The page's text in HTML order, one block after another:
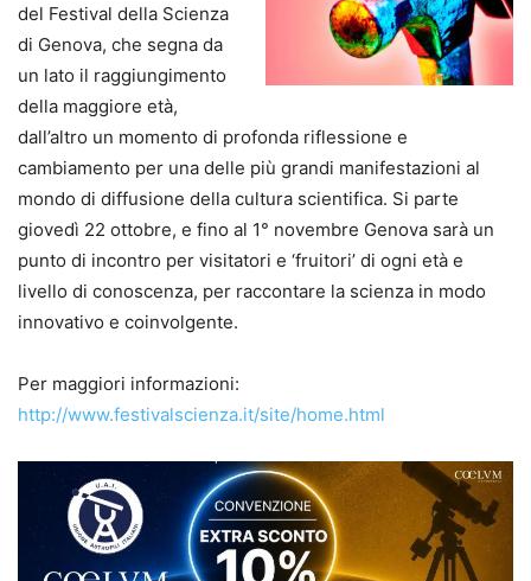
del Festival della Scienza
di Genova, che segna da
un lato il raggiungimento
della maggiore età,
dall’altro un momento di profonda riflessione e
cambiamento per una delle più grandi manifestazioni al
mondo di diffusione della cultura scientifica. Si parte
giovedì 22 ottobre, e fino al 1° novembre Genova sarà un
punto di incontro per visitatori e ‘fruitori’ di ogni età e
livello di conoscenza, per raccontare la scienza in modo
innovativo e coinvolgente.
Per maggiori informazioni:
http://www.festivalscienza.it/site/home.html